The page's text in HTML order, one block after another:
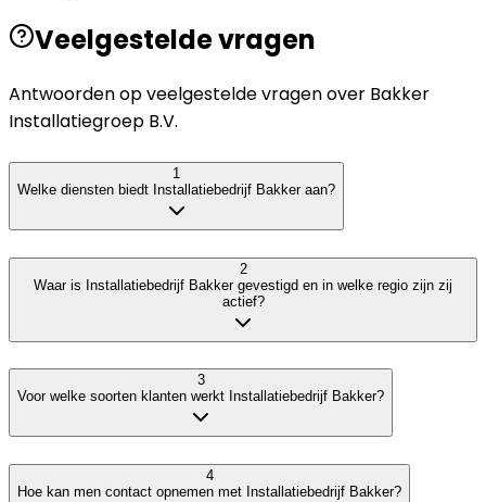
Veelgestelde vragen
Antwoorden op veelgestelde vragen over Bakker
Installatiegroep B.V.
1
Welke diensten biedt Installatiebedrijf Bakker aan?
2
Waar is Installatiebedrijf Bakker gevestigd en in welke regio zijn zij
actief?
3
Voor welke soorten klanten werkt Installatiebedrijf Bakker?
4
Hoe kan men contact opnemen met Installatiebedrijf Bakker?